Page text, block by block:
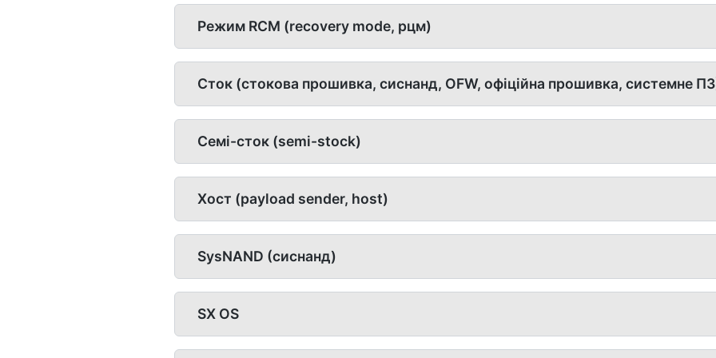
Режим RCM (recovery mode, рцм)
Сток (стокова прошивка, сиснанд, OFW, офіційна прошивка, системне
Семі-сток (semi-stock)
Хост (payload sender, host)
SysNAND (сиснанд)
SX OS